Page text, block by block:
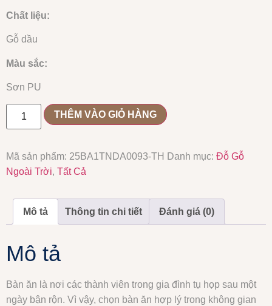
Chất liệu:
Gỗ dầu
Màu sắc:
Sơn PU
THÊM VÀO GIỎ HÀNG
Mã sản phẩm: 25BA1TNDA0093-TH Danh mục: Đỗ Gỗ
Ngoài Trời, Tất Cả
Mô tả Thông tin chi tiết Đánh giá (0)
Mô tả
Bàn ăn là nơi các thành viên trong gia đình tụ họp sau một
ngày bận rộn. Vì vậy, chọn bàn ăn hợp lý trong không gian